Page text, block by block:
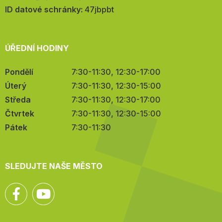
mail:
ID datové schránky: 47jbpbt
ÚŘEDNÍ HODINY
Pondělí
7:30-11:30, 12:30-17:00
Úterý
7:30-11:30, 12:30-15:00
Středa
7:30-11:30, 12:30-17:00
Čtvrtek
7:30-11:30, 12:30-15:00
Pátek
7:30-11:30
SLEDUJTE NAŠE MĚSTO
Facebook